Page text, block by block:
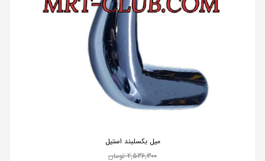
میل بکسلبند استیل
2,536,300 تومان